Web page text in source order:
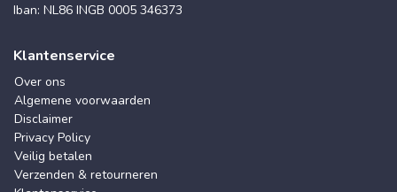
Iban: NL86 INGB 0005 346373
Klantenservice
Over ons
Algemene voorwaarden
Disclaimer
Privacy Policy
Veilig betalen
Verzenden & retourneren